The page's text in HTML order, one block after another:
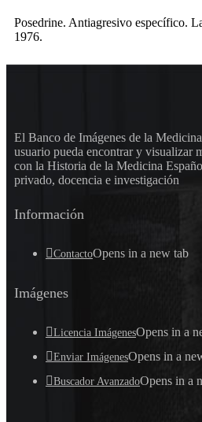
Posedrine. Antiagresivo específico.
1976.
El Banco de Imágenes de la
usuario pueda encontrar y visualizar
con la Historia de la Medicina
privado, docencia e investigación
Información
ContactoOpens in a new tab
Imágenes
Licencia ImágenesOpens in a
Enviar ImágenesOpens in a
Buscador AvanzadoOpens in a